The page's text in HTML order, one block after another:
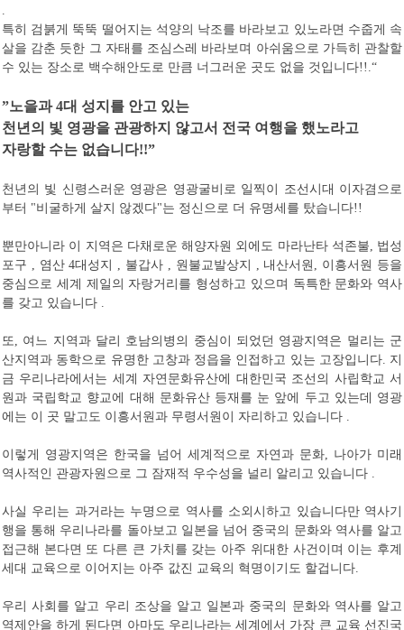
.
특히 검붉게 뚝뚝 떨어지는 석양의 낙조를 바라보고 있노라면 수줍게 속
살을 감춘 듯한 그 자태를 조심스레 바라보며 아쉬움으로 가득히 관찰할
수 있는 장소로 백수해안도로 만큼 너그러운 곳도 없을 것입니다!!.“
”노을과4대 성지를 안고 있는
천년의 빛 영광을 관광하지 않고서 전국 여행을 했노라고
자랑할 수는 없습니다!!”
천년의 빛 신령스러운 영광은 영광굴비로 일찍이 조선시대 이자겸으로
부터 "비굴하게 살지 않겠다"는 정신으로 더 유명세를 탔습니다!!
뿐만아니라 이 지역은 다채로운 해양자원 외에도 마라난타 석존불, 법성
포구 , 염산4대성지 , 불갑사 , 원불교발상지 , 내산서원 , 이흥서원 등을
중심으로 세계 제일의 자랑거리를 형성하고 있으며 독특한 문화와 역사
를 갖고 있습니다 .
또, 여느 지역과 달리 호남의병의 중심이 되었던 영광지역은 멀리는 군
산지역과 동학으로 유명한 고창과 정읍을 인접하고 있는 고장입니다. 지
금 우리나라에서는 세계 자연문화유산에 대한민국 조선의 사립학교 서
원과 국립학교 향교에 대해 문화유산 등재를 눈 앞에 두고 있는데 영광
에는 이 곳 말고도 이흥서원과 무령서원이 자리하고 있습니다 .
이렇게 영광지역은 한국을 넘어 세계적으로 자연과 문화, 나아가 미래
역사적인 관광자원으로 그 잠재적 우수성을 널리 알리고 있습니다 .
사실 우리는 과거라는 누명으로 역사를 소외시하고 있습니다만 역사기
행을 통해 우리나라를 돌아보고 일본을 넘어 중국의 문화와 역사를 알고
접근해 본다면 또 다른 큰 가치를 갖는 아주 위대한 사건이며 이는 후계
세대 교육으로 이어지는 아주 값진 교육의 혁명이기도 할겁니다.
우리 사회를 알고 우리 조상을 알고 일본과 중국의 문화와 역사를 알고
역제안을 하게 된다면 아마도 우리나라는 세계에서 가장 큰 교육 선진국